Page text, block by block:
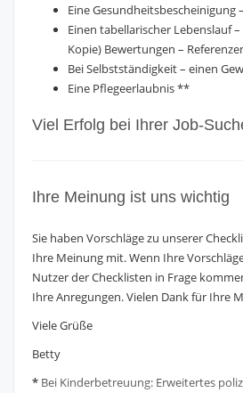
Eine Gesundheitsbescheinigung
Einen tabellarischer Lebenslauf
Kopie) Bewertungen –
Bei Selbstständigkeit – einen
Eine Pflegeerlaubnis **
Viel Erfolg bei Ihrer Job-
Ihre Meinung ist uns wichtig
Sie haben Vorschläge zu unserer
Ihre Meinung mit. Wenn Ihre
Nutzer der Checklisten in Frage
Ihre Anregungen. Vielen Dank für Ihre
Viele Grüße
Betty
* Bei Kinderbetreuung: Erweitertes